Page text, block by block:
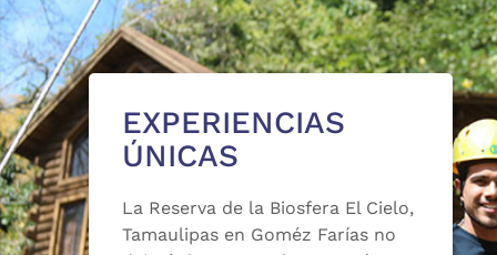
EXPERIENCIAS
ÚNICAS
La Reserva de la Biosfera El Cielo,
Tamaulipas en Goméz Farías no